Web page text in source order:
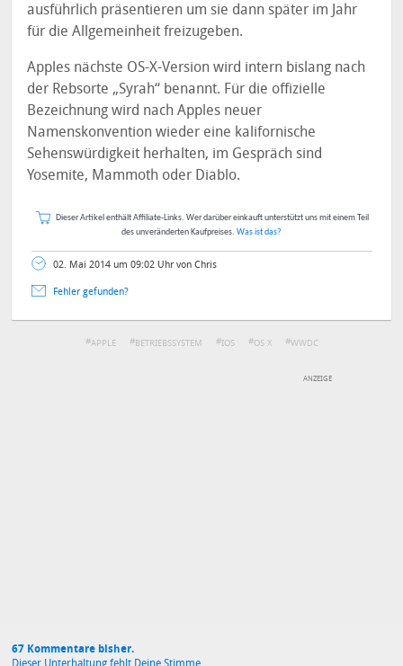
ausführlich präsentieren um sie dann später im Jahr
für die Allgemeinheit freizugeben.
Apples nächste OS-X-Version wird intern bislang nach
der Rebsorte „Syrah“ benannt. Für die offizielle
Bezeichnung wird nach Apples neuer
Namenskonvention wieder eine kalifornische
Sehenswürdigkeit herhalten, im Gespräch sind
Yosemite, Mammoth oder Diablo.
Dieser Artikel enthält Affiliate-Links. Wer darüber einkauft unterstützt uns mit einem Teil
des unveränderten Kaufpreises. Was ist das?
02. Mai 2014 um 09:02 Uhr von Chris
Fehler gefunden?
APPLE BETRIEBSSYSTEM IOS OS X WWDC
67 Kommentare bisher.